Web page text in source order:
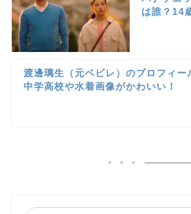
は誰？14
渡邊璃生（元ベビレ）のプロフィー
中学高校や水着画像がかわいい！